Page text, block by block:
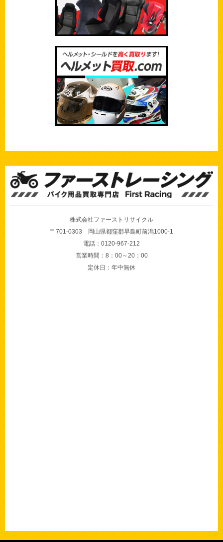
株式会社ファーストリサイクル
〒701-0303 岡山県都窪郡早島町前潟1000-1
電話：0120-967-212
営業時間：8：00～20：00
定休日：年中無休